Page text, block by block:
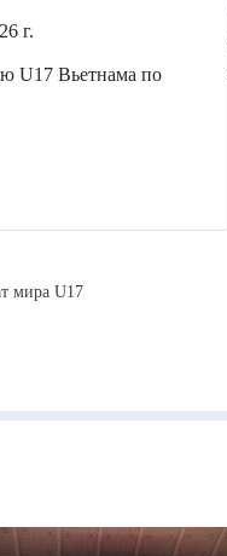
г.
U17 Вьетнама по
мира U17